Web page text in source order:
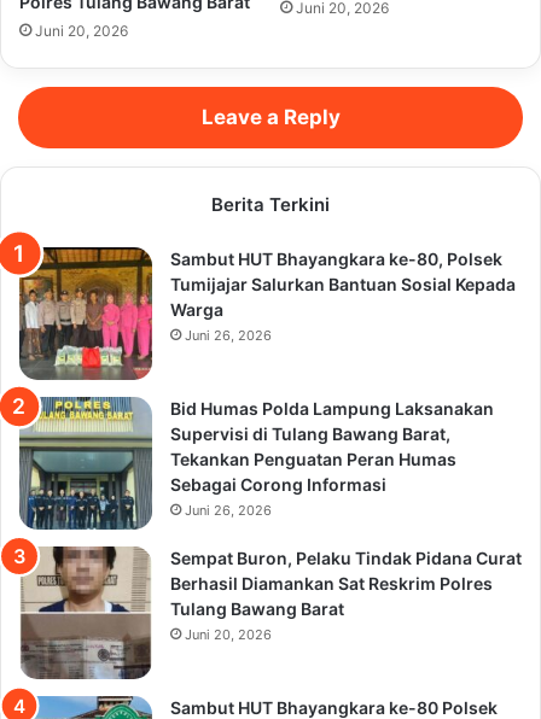
Juni 20, 2026
Juni 20, 2026
Leave a Reply
Berita Terkini
Sambut HUT Bhayangkara ke-80, Polsek
Tumijajar Salurkan Bantuan Sosial Kepada
Warga
Juni 26, 2026
Bid Humas Polda Lampung Laksanakan
Supervisi di Tulang Bawang Barat,
Tekankan Penguatan Peran Humas
Sebagai Corong Informasi
Juni 26, 2026
Sempat Buron, Pelaku Tindak Pidana Curat
Berhasil Diamankan Sat Reskrim Polres
Tulang Bawang Barat
Juni 20, 2026
Sambut HUT Bhayangkara ke-80 Polsek